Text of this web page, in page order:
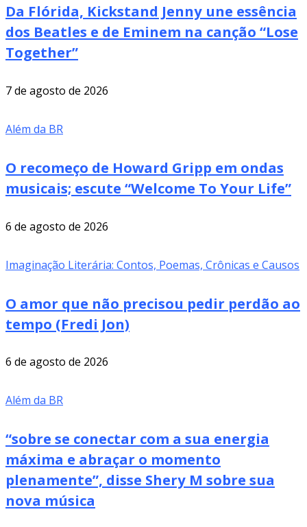
Da Flórida, Kickstand Jenny une essência
dos Beatles e de Eminem na canção “Lose
Together”
7 de agosto de 2026
Além da BR
O recomeço de Howard Gripp em ondas
musicais; escute “Welcome To Your Life”
6 de agosto de 2026
Imaginação Literária: Contos, Poemas, Crônicas e Causos
O amor que não precisou pedir perdão ao
tempo (Fredi Jon)
6 de agosto de 2026
Além da BR
“sobre se conectar com a sua energia
máxima e abraçar o momento
plenamente”, disse Shery M sobre sua
nova música